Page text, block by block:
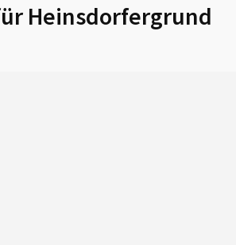
Heinsdorfergrund